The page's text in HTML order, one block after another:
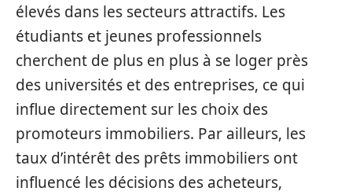
élevés dans les secteurs attractifs. Les
étudiants et jeunes professionnels
cherchent de plus en plus à se loger près
des universités et des entreprises, ce qui
influe directement sur les choix des
promoteurs immobiliers. Par ailleurs, les
taux d’intérêt des prêts immobiliers ont
influencé les décisions des acheteurs,